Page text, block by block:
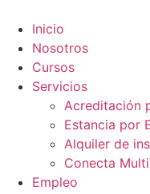
contenido
Inicio
Nosotros
Cursos
Servicios
Acreditación
Estancia por
Alquiler de
Conecta
Empleo